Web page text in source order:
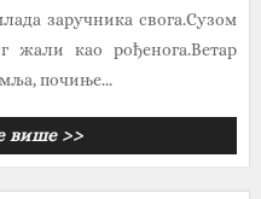
заручника свога.Сузом
жали као рођенога.Ветар
почиње...
више >>